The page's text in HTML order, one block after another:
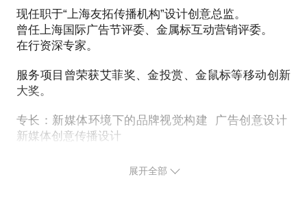
情感共鸣：吐槽 ，感同身受。微博海报的三重标准：
传播效果、创意设计标准、客户满意度。
简单地介绍了一下各类型海报的特点与对应的诉求。
意，喜欢脑洞打开……如果你有以下问题，都来找我
吧：
新媒体微博海报创意设计；
iPhone手机摄影；
现任职于“上海友拓传播机构”设计创意总监。
曾任上海国际广告节评委、金属标互动营销评委。
在行资深专家。
服务项目曾荣获艾菲奖、金投赏、金鼠标等移动创新
大奖。
专长：新媒体环境下的品牌视觉构建 广告创意设计
新媒体创意传播设计
新媒体案例《加多宝对不起体》《2013中国好声音第
展开全部